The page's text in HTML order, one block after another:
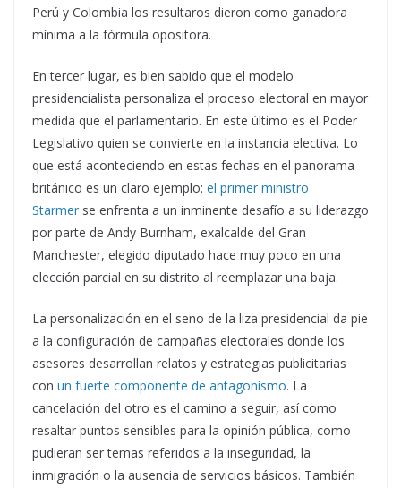
Perú y Colombia los resultaros dieron como ganadora
mínima a la fórmula opositora.
En tercer lugar, es bien sabido que el modelo
presidencialista personaliza el proceso electoral en mayor
medida que el parlamentario. En este último es el Poder
Legislativo quien se convierte en la instancia electiva. Lo
que está aconteciendo en estas fechas en el panorama
británico es un claro ejemplo: el primer ministro
Starmer se enfrenta a un inminente desafío a su liderazgo
por parte de Andy Burnham, exalcalde del Gran
Manchester, elegido diputado hace muy poco en una
elección parcial en su distrito al reemplazar una baja.
La personalización en el seno de la liza presidencial da pie
a la configuración de campañas electorales donde los
asesores desarrollan relatos y estrategias publicitarias
con un fuerte componente de antagonismo. La
cancelación del otro es el camino a seguir, así como
resaltar puntos sensibles para la opinión pública, como
pudieran ser temas referidos a la inseguridad, la
inmigración o la ausencia de servicios básicos. También